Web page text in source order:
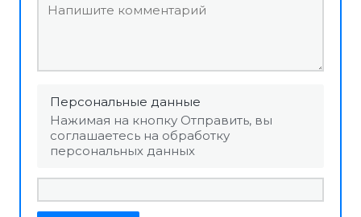
Персональные данные
Нажимая на кнопку Отправить, вы
соглашаетесь на обработку
персональных данных